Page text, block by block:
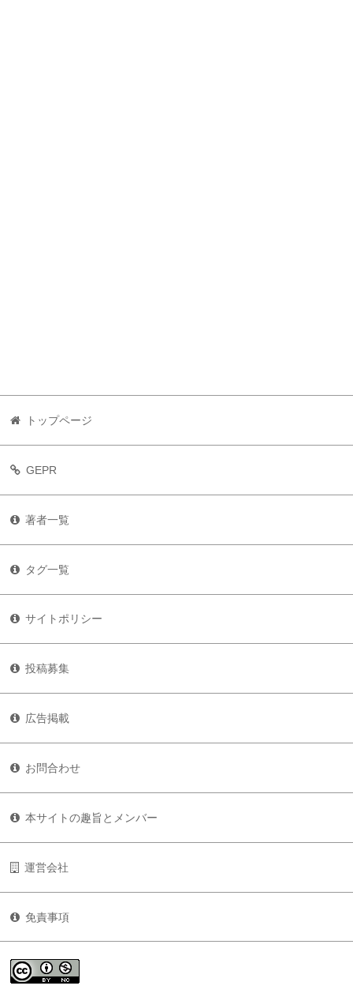
トップページ
GEPR
著者一覧
タグ一覧
サイトポリシー
投稿募集
広告掲載
お問合わせ
本サイトの趣旨とメンバー
運営会社
免責事項